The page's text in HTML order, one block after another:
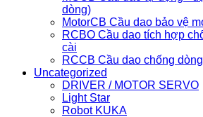
dòng)
MotorCB Cầu dao bảo vệ
RCBO Cầu dao tích hợp
cài
RCCB Cầu dao chống
Uncategorized
DRIVER / MOTOR SERVO
Light Star
Robot KUKA